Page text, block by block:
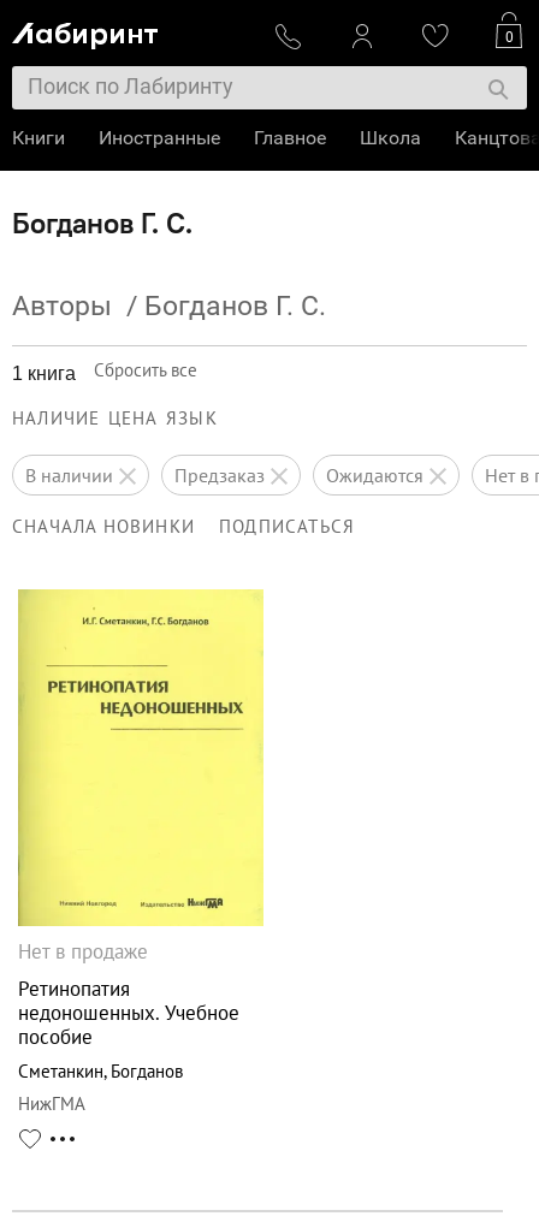
Богданов Г. С.
Авторы / Богданов Г. С.
1 книга Сбросить все
НАЛИЧИЕ ЦЕНА ЯЗЫК
в наличии предзаказ ожидаются нет
СНАЧАЛА НОВИНКИ ПОДПИСАТЬСЯ
Нет в продаже
Ретинопатия
недоношенных. Учебное
пособие
Сметанкин, Богданов
НижГМА
0
Книги Иностранные Главное Школа